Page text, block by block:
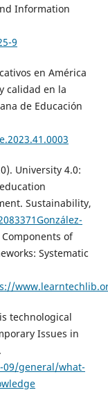
Information
9
en América
calidad en la
de Educación
University 4.0:
Sustainability,
of
Systematic
technological
Issues in
general/what-